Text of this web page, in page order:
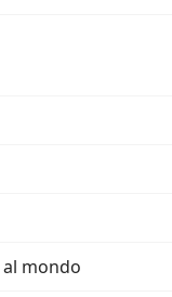
mondo